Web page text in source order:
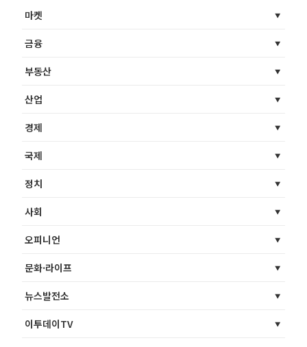
마켓
금융
부동산
산업
경제
국제
정치
사회
오피니언
문화·라이프
뉴스발전소
이투데이TV